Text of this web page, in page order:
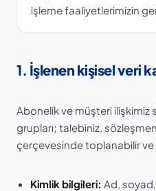
işleme faaliyetlerimizin
1. İşlenen kişisel veri
Abonelik ve müşteri ilişkimiz
grupları; talebiniz,
çerçevesinde toplanabilir ve
Kimlik bilgileri: Ad, soyad,